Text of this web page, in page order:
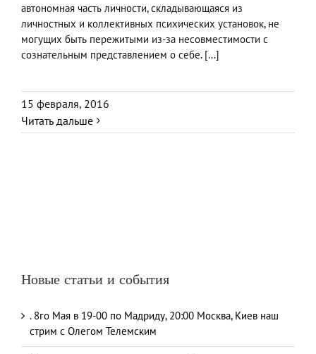
автономная часть личности, складывающаяся из
личностных и коллективных психических установок, не
могущих быть пережитыми из-за несовместимости с
сознательным представлением о себе. [...]
15 февраля, 2016
Читать дальше
Новые статьи и события
. 8го Мая в 19-00 по Мадриду, 20:00 Москва, Киев наш
стрим с Олегом Телемским